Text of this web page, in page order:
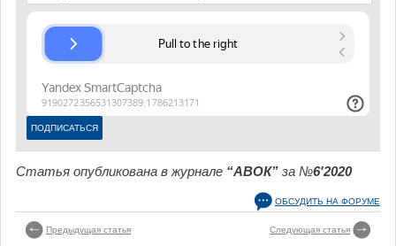
Статья опубликована в журнале “АВОК” за №6'2020
ОБСУДИТЬ НА ФОРУМЕ
Предыдущая статья Следующая статья